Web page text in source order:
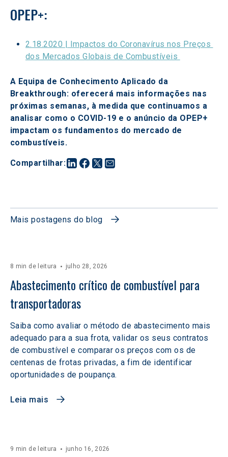
Compartilhar:
OPEP+:
2.18.2020 | Impactos do Coronavírus nos Preços
dos Mercados Globais de Combustíveis
A Equipa de Conhecimento Aplicado da
Breakthrough: oferecerá mais informações nas
próximas semanas, à medida que continuamos a
analisar como o COVID-19 e o anúncio da OPEP+
impactam os fundamentos do mercado de
combustíveis.
Mais postagens do blog
8 min de leitura julho 28, 2026
Abastecimento crítico de combustível para
transportadoras
Saiba como avaliar o método de abastecimento mais
adequado para a sua frota, validar os seus contratos
de combustível e comparar os preços com os de
centenas de frotas privadas, a fim de identificar
oportunidades de poupança.
Leia mais
9 min de leitura junho 16, 2026